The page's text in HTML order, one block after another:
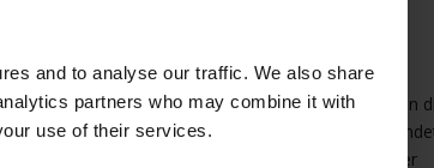
and to analyse our traffic. We also share
partners who may combine it with
use of their services.
verdächtigt wird, und für den die Behörden
werden diese auf ausdrückliches und
Daten nicht mehr unter den Schutz dieser